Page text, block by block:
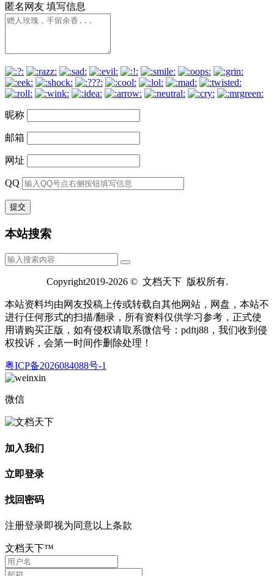
匿名网友 填写信息
昵称
邮箱
网址
QQ
本站搜索
Copyright2019-2026 © 文档天下 版权所有.
本站资料均由网友投稿上传或转载自其他网站，网盘，本站不
进行仼何形式的扫描/翻录，所有资料仅供学习参考，正式使
用请购买正版，如有侵权请取系微信号：pdftj88，我们收到侵
权投诉，会第一时间作删除处理！
粤ICP备2026084088号-1
微信
加入我们
立即登录
找回密码
注册登录即视为同意以上条款
文档天下™